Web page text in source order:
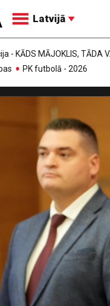
Latvijā
- KĀDS MĀJOKLIS, TĀDA
PK futbolā - 2026